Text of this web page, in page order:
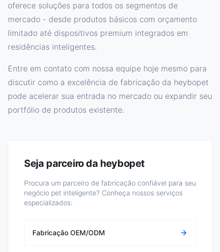
oferece soluções para todos os segmentos de
mercado - desde produtos básicos com orçamento
limitado até dispositivos premium integrados em
residências inteligentes.
Entre em contato com nossa equipe hoje mesmo para
discutir como a excelência de fabricação da heybopet
pode acelerar sua entrada no mercado ou expandir seu
portfólio de produtos existente.
Seja parceiro da heybopet
Procura um parceiro de fabricação confiável para seu
negócio pet inteligente? Conheça nossos serviços
especializados:
Fabricação OEM/ODM